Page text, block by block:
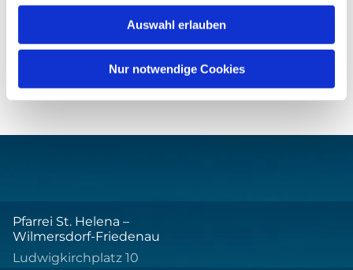
Auswahl erlauben
Nur notwendige Cookies
Pfarrei St. Helena –
Wilmersdorf-Friedenau
Ludwigkirchplatz 10